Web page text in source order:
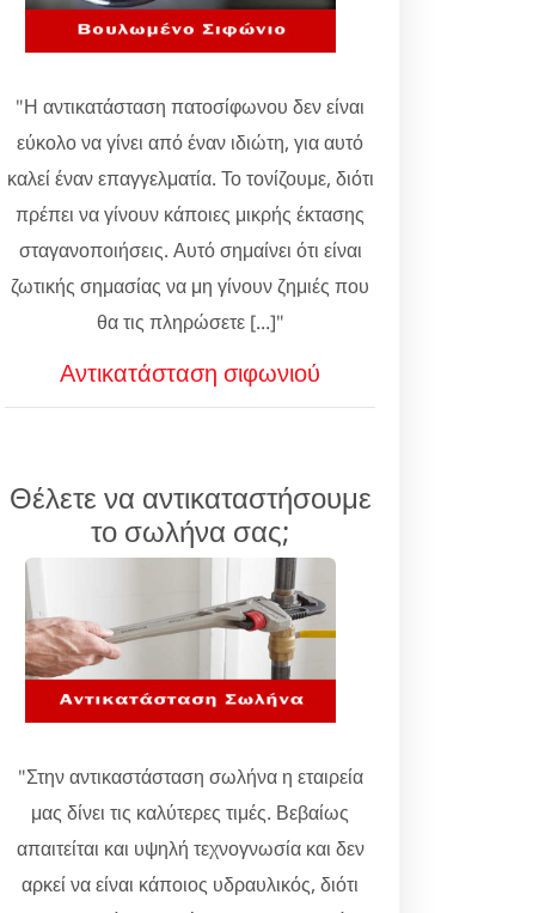
"Η αντικατάσταση πατοσίφωνου δεν είναι
εύκολο να γίνει από έναν ιδιώτη, για αυτό
καλεί έναν επαγγελματία. Το τονίζουμε, διότι
πρέπει να γίνουν κάποιες μικρής έκτασης
σταγανοποιήσεις. Αυτό σημαίνει ότι είναι
ζωτικής σημασίας να μη γίνουν ζημιές που
θα τις πληρώσετε [...]"
Αντικατάσταση σιφωνιού
Θέλετε να αντικαταστήσουμε
το σωλήνα σας;
"Στην αντικαστάσταση σωλήνα η εταιρεία
μας δίνει τις καλύτερες τιμές. Βεβαίως
απαιτείται και υψηλή τεχνογνωσία και δεν
αρκεί να είναι κάποιος υδραυλικός, διότι